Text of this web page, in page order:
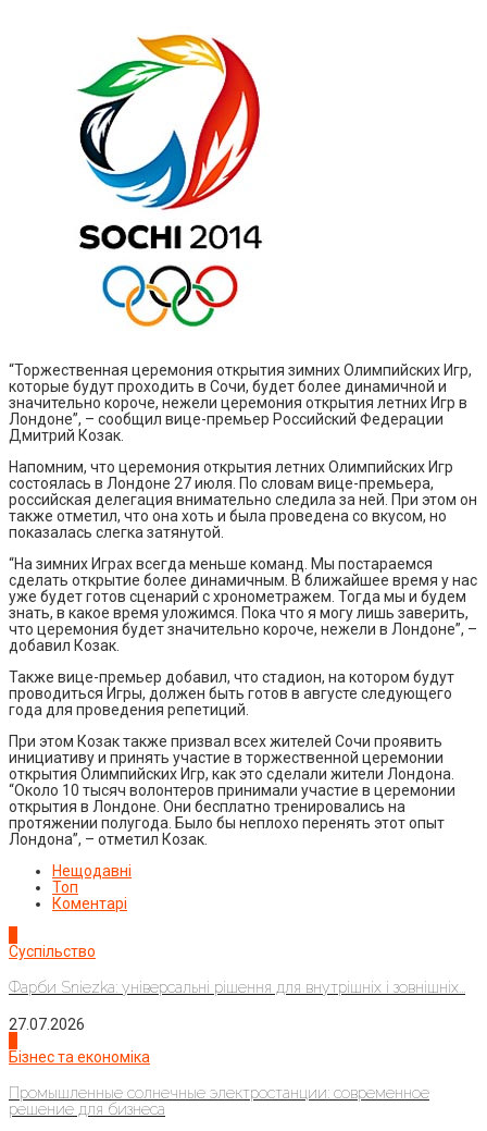
“Торжественная церемония открытия зимних Олимпийских Игр,
которые будут проходить в Сочи, будет более динамичной и
значительно короче, нежели церемония открытия летних Игр в
Лондоне”, – сообщил вице-премьер Российский Федерации
Дмитрий Козак.
Напомним, что церемония открытия летних Олимпийских Игр
состоялась в Лондоне 27 июля. По словам вице-премьера,
российская делегация внимательно следила за ней. При этом он
также отметил, что она хоть и была проведена со вкусом, но
показалась слегка затянутой.
“На зимних Играх всегда меньше команд. Мы постараемся
сделать открытие более динамичным. В ближайшее время у нас
уже будет готов сценарий с хронометражем. Тогда мы и будем
знать, в какое время уложимся. Пока что я могу лишь заверить,
что церемония будет значительно короче, нежели в Лондоне”, –
добавил Козак.
Также вице-премьер добавил, что стадион, на котором будут
проводиться Игры, должен быть готов в августе следующего
года для проведения репетиций.
При этом Козак также призвал всех жителей Сочи проявить
инициативу и принять участие в торжественной церемонии
открытия Олимпийских Игр, как это сделали жители Лондона.
“Около 10 тысяч волонтеров принимали участие в церемонии
открытия в Лондоне. Они бесплатно тренировались на
протяжении полугода. Было бы неплохо перенять этот опыт
Лондона”, – отметил Козак.
Нещодавні
Топ
Коментарі
Суспільство
Фарби Sniezka: універсальні рішення для внутрішніх і зовнішніх...
27.07.2026
Бізнес та економіка
Промышленные солнечные электростанции: современное
решение для бизнеса